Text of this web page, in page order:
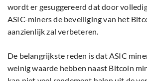
wordt er gesuggereerd dat door
ASIC-miners de beveiliging van het
aanzienlijk zal verbeteren.
De belangrijkste reden is dat ASIC
weinig waarde hebben naast Bitcoin